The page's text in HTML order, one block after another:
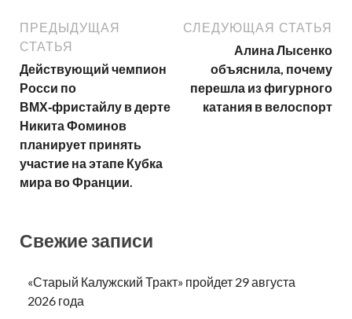
ПРЕДЫДУЩАЯ
СТАТЬЯ
Действующий чемпион
Росси по
ВМХ‑фристайлу в дерте
Никита Фоминов
планирует принять
участие на этапе Кубка
мира во Франции.
СЛЕДУЮЩАЯ СТАТЬЯ
Алина Лысенко
объяснила, почему
перешла из фигурного
катания в велоспорт
Свежие записи
«Старый Калужский Тракт» пройдет 29 августа
2026 года